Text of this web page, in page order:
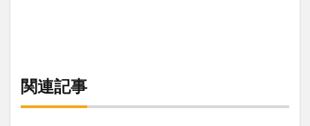
関連記事